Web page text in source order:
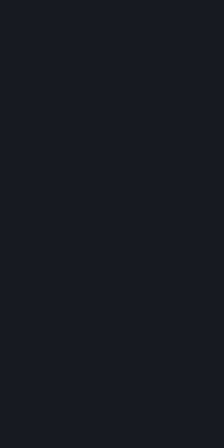
Gemäß japanischem
Ihrem Steam-
nicht innerhalb von
Hinzufügung
jeweiligen Ablaufdaten
Account in Ihrem
D. Handel und
Steam kann eine oder
enthalten, die es
von Abonnements (z.
von anderen
veräußern
Abonnement-
und die Steam-
Abonnement-
erteilen Sie Valve im
Lizenznehmer eines
Abonnements in
die Befugnis, diese